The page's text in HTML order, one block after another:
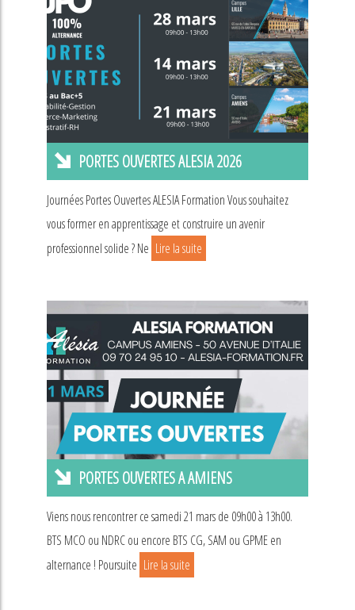
PORTES OUVERTES ALESIA 2026
Journées Portes Ouvertes ALESIA Formation Vous souhaitez
vous former en apprentissage et construire un avenir
professionnel solide ? Ne Lire la suite
PORTES OUVERTES A AMIENS
Viens nous rencontrer ce samedi 21 mars de 09h00 à 13h00.
BTS MCO ou NDRC ou encore BTS CG, SAM ou GPME en
alternance ! Poursuite Lire la suite